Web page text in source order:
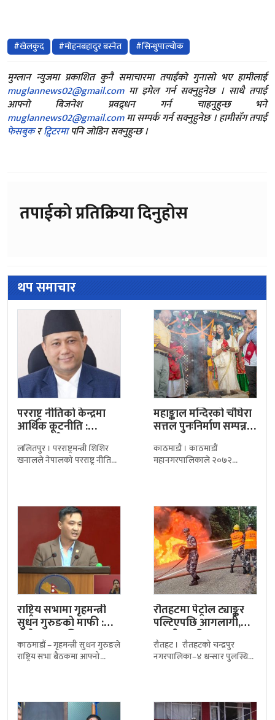
#खेलकुद #माेहनबहादुर बस्नेत #सिन्धुपाल्चोक
मुग्लान न्युजमा प्रकाशित कुनै समाचारमा तपाईंको गुनासो भए हामीलाई
muglannews02@gmail.comमा इमेल गर्न सक्नुहुनेछ । साथै तपाई
आफ्नो बिजनेश प्रवद्र्धन गर्न चाहनुहुन्छ भने
muglannews02@gmail.comमा सम्पर्क गर्न सक्नुहुनेछ । हामीसँग तपाईं
फेसबुकरट्विटरमापनि जोडिन सक्नुहुन्छ ।
तपाईको प्रतिक्रिया दिनुहोस
थप समाचार
परराष्ट्र नीतिको केन्द्रमा
आर्थिक कूटनीति :
परराष्ट्रमन्त्री खनाल
ललितपुर । परराष्ट्रमन्त्री शिशिर
खनालले नेपालको परराष्ट्र नीतिको
महाङ्काल मन्दिरको चौघेरा
सत्तल पुनःनिर्माण सम्पन्न,
महानगरद्वारा उद्घाटन
काठमाडौं । काठमाडौं
महानगरपालिकाले २०७२
पुनःनिर्माण सम्पन्न गरेको छ। करिब
८
राष्ट्रिय सभामा गृहमन्त्री
सुधन गुरुङको माफी :
‘मेरो भाषा अलि…
काठमाडौं – गृहमन्त्री सुधन गुरुङले
राष्ट्रिय सभा बैठकमा आफ्नो
रौतहटमा पेट्रोल ट्याङ्कर
पल्टिएपछि आगलागी,
मानवीय क्षति भएन
रौतहट । रौतहटको चन्द्रपुर
नगरपालिका–४ धन्सार पुलस्थित